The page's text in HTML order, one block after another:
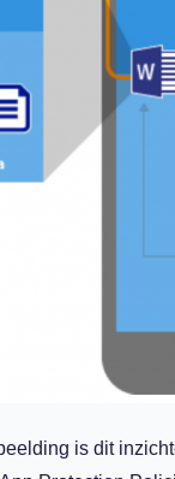
is dit